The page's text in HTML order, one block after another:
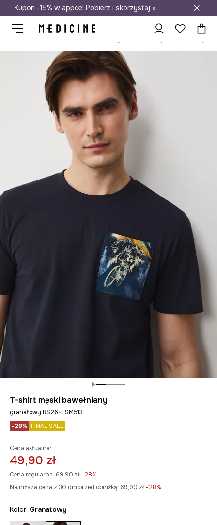
Darmowa dostawa do salonów
Kupon -15% w appce! Pobierz i skorzystaj »
T-shirt męski bawełniany
granatowy RS26-TSM513
-28% FINAL SALE
Cena aktualna:
49,90 zł
Cena regularna: 69,90 zł -28%
Najniższa cena z 30 dni przed obniżką: 69,90 zł -28%
Kolor: granatowy